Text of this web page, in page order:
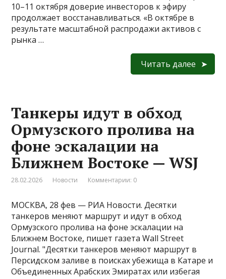
10–11 октября доверие инвесторов к эфиру
продолжает восстанавливаться. «В октябре в
результате масштабной распродажи активов с
рынка …
Читать далее
Танкеры идут в обход
Ормузского пролива на
фоне эскалации на
Ближнем Востоке — WSJ
28.02.2026 Новости Комментарии: 0
МОСКВА, 28 фев — РИА Новости. Десятки
танкеров меняют маршрут и идут в обход
Ормузского пролива на фоне эскалации на
Ближнем Востоке, пишет газета Wall Street
Journal. "Десятки танкеров меняют маршрут в
Персидском заливе в поисках убежища в Катаре и
Объединенных Арабских Эмиратах или избегая